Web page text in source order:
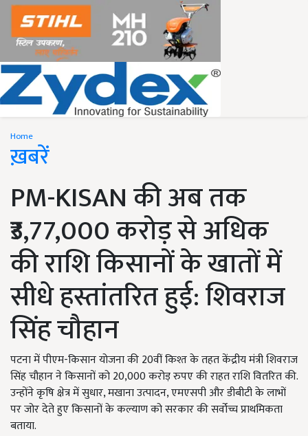
Home
ख़बरें
PM-KISAN की अब तक
₹3,77,000 करोड़ से अधिक
की राशि किसानों के खातों में
सीधे हस्तांतरित हुई: शिवराज
सिंह चौहान
पटना में पीएम-किसान योजना की 20वीं किश्त के तहत केंद्रीय मंत्री शिवराज
सिंह चौहान ने किसानों को 20,000 करोड़ रुपए की राहत राशि वितरित की.
उन्होंने कृषि क्षेत्र में सुधार, मखाना उत्पादन, एमएसपी और डीबीटी के लाभों
पर जोर देते हुए किसानों के कल्याण को सरकार की सर्वोच्च प्राथमिकता
बताया.